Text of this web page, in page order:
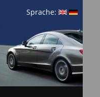
Sprache: